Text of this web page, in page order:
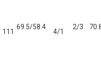
111
69.5/58.4
4/1
2/3